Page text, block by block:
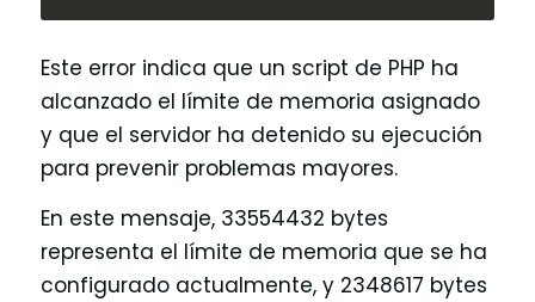
Este error indica que un script de PHP ha
alcanzado el límite de memoria asignado
y que el servidor ha detenido su ejecución
para prevenir problemas mayores.
En este mensaje, 33554432 bytes
representa el límite de memoria que se ha
configurado actualmente, y 2348617 bytes